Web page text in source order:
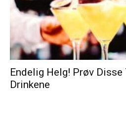
Endelig Helg! Prøv
Drinkene